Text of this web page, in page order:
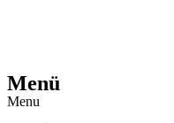
Menü
Menu